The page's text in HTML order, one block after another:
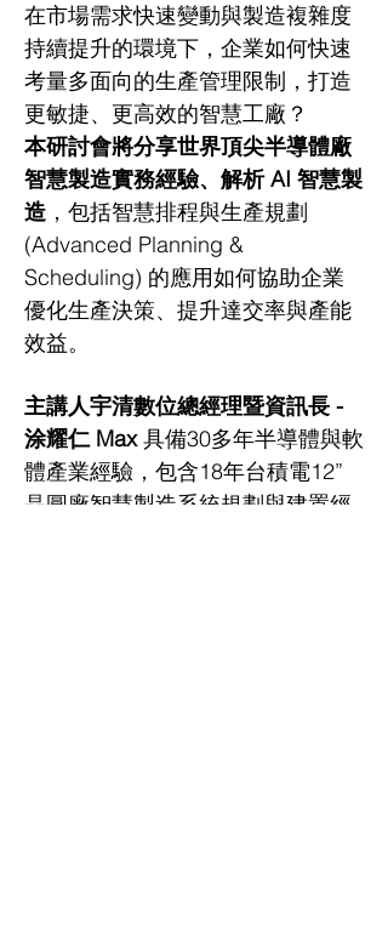
在市場需求快速變動與製造複雜度
持續提升的環境下，企業如何快速
考量多面向的生產管理限制，打造
更敏捷、更高效的智慧工廠？
本研討會將分享世界頂尖半導體廠
智慧製造實務經驗、解析 AI 智慧製
造 ，包括智慧排程與生產規劃
(Advanced Planning &
Scheduling) 的應用如何協助企業
優化生產決策、提升達交率與產能
效益。
主講人宇清數位總經理暨資訊長 -
涂耀仁 Max 具備30多年半導體與軟
體產業經驗，包含18年台積電12”
晶圓廠智慧製造系統規劃與建置經